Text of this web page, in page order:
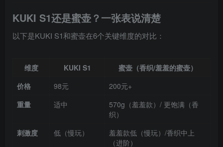
KUKI S1还是蜜壶？一张表说清楚
以下是KUKI S1和蜜壶在6个关键维度的对比：
维度 KUKI S1
蜜壶（香织/羞羞的蜜壶）
价格
98元
200元+
重量
适中
570g（羞羞款）/ 更饱满（香
织）
刺激度
低（慢玩）
羞羞款低（慢玩）/香织中上
（进阶）